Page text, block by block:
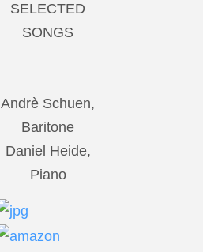
SELECTED
SONGS
Andrè Schuen,
Baritone
Daniel Heide,
Piano